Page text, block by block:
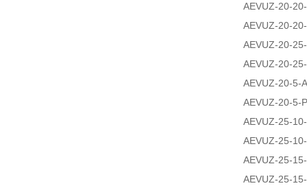
AEVUZ-20-
AEVUZ-20-
AEVUZ-20-
AEVUZ-20-
AEVUZ-20-5-
AEVUZ-20-5-
AEVUZ-25-
AEVUZ-25-
AEVUZ-25-
AEVUZ-25-